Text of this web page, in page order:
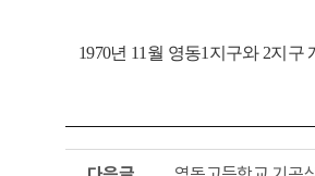
진진1970년 11월 영동1지구와 2지